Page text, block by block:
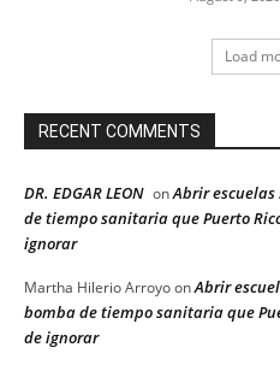
Load
RECENT COMMENTS
DR. EDGAR LEON onAbrir
de tiempo sanitaria que Puerto
ignorar
Martha Hilerio ArroyoonAbrir
bomba de tiempo sanitaria que
de ignorar